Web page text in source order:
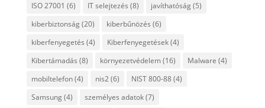
ISO 27001 (6) IT selejtezés (8) javíthatóság(5)
kiberbiztonság(20) kiberbűnözés (6)
kiberfenyegetés (4) Kiberfenyegetések(4)
Kibertámadás (8) környezetvédelem(16) Malware (4)
mobiltelefon(4) nis2(6) NIST 800-88(4)
Samsung(4) személyes adatok(7)